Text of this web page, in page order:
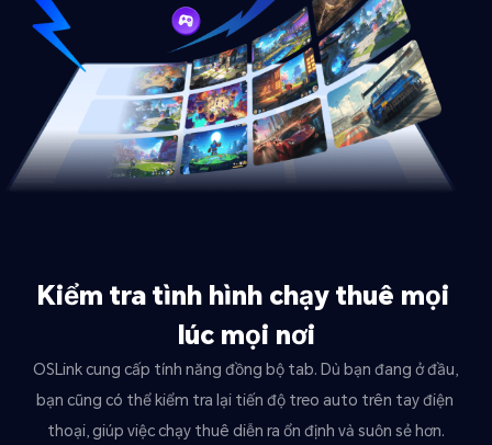
Kiểm tra tình hình chạy thuê mọi
lúc mọi nơi
OSLink cung cấp tính năng đồng bộ tab. Dù bạn đang ở đầu,
bạn cũng có thể kiểm tra lại tiến độ treo auto trên tay điện
thoại, giúp việc chạy thuê diễn ra ổn định và suôn sẻ hơn.